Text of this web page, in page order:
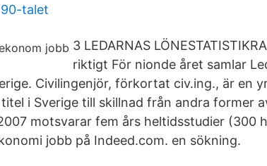
talet
3 LEDARNAS
riktigt För nionde året samlar
Civilingenjör, förkortat civ.ing., är en
i Sverige till skillnad från andra former
motsvarar fem års heltidsstudier (300
jobb på Indeed.com. en sökning.